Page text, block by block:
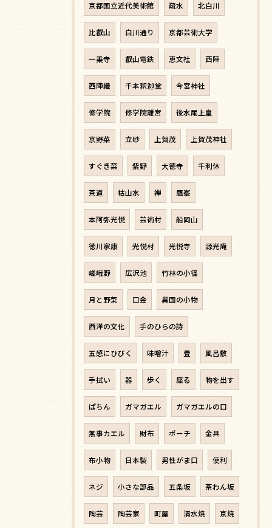
京都国立近代美術館 疏水 北白川
比叡山 白川通り 京都芸術大学
一乗寺 叡山電鉄 恵文社 西陣
西陣織 千本釈迦堂 今宮神社
修学院 修学院離宮 後水尾上皇
京野菜 立砂 上賀茂 上賀茂神社
すぐき菜 紫野 大徳寺 千利休
茶道 枯山水 禅 鷹峯
本阿弥光悦 芸術村 船岡山
徳川家康 光悦村 光悦寺 源光庵
嵯峨野 広沢池 竹林の小径
月と野菜 口金 異国の小物
西洋の文化 手のひらの詩
五感にひびく 味噌汁 畳 風呂敷
手拭い 器 歩く 座る 物を出す
ぱちん ガマガエル ガマガエルの口
無事カエル 財布 ポーチ 金具
布小物 日本製 男性がま口 便利
ネジ 小さな部品 五条坂 茶わん坂
陶芸 陶芸家 町屋 清水焼 京焼